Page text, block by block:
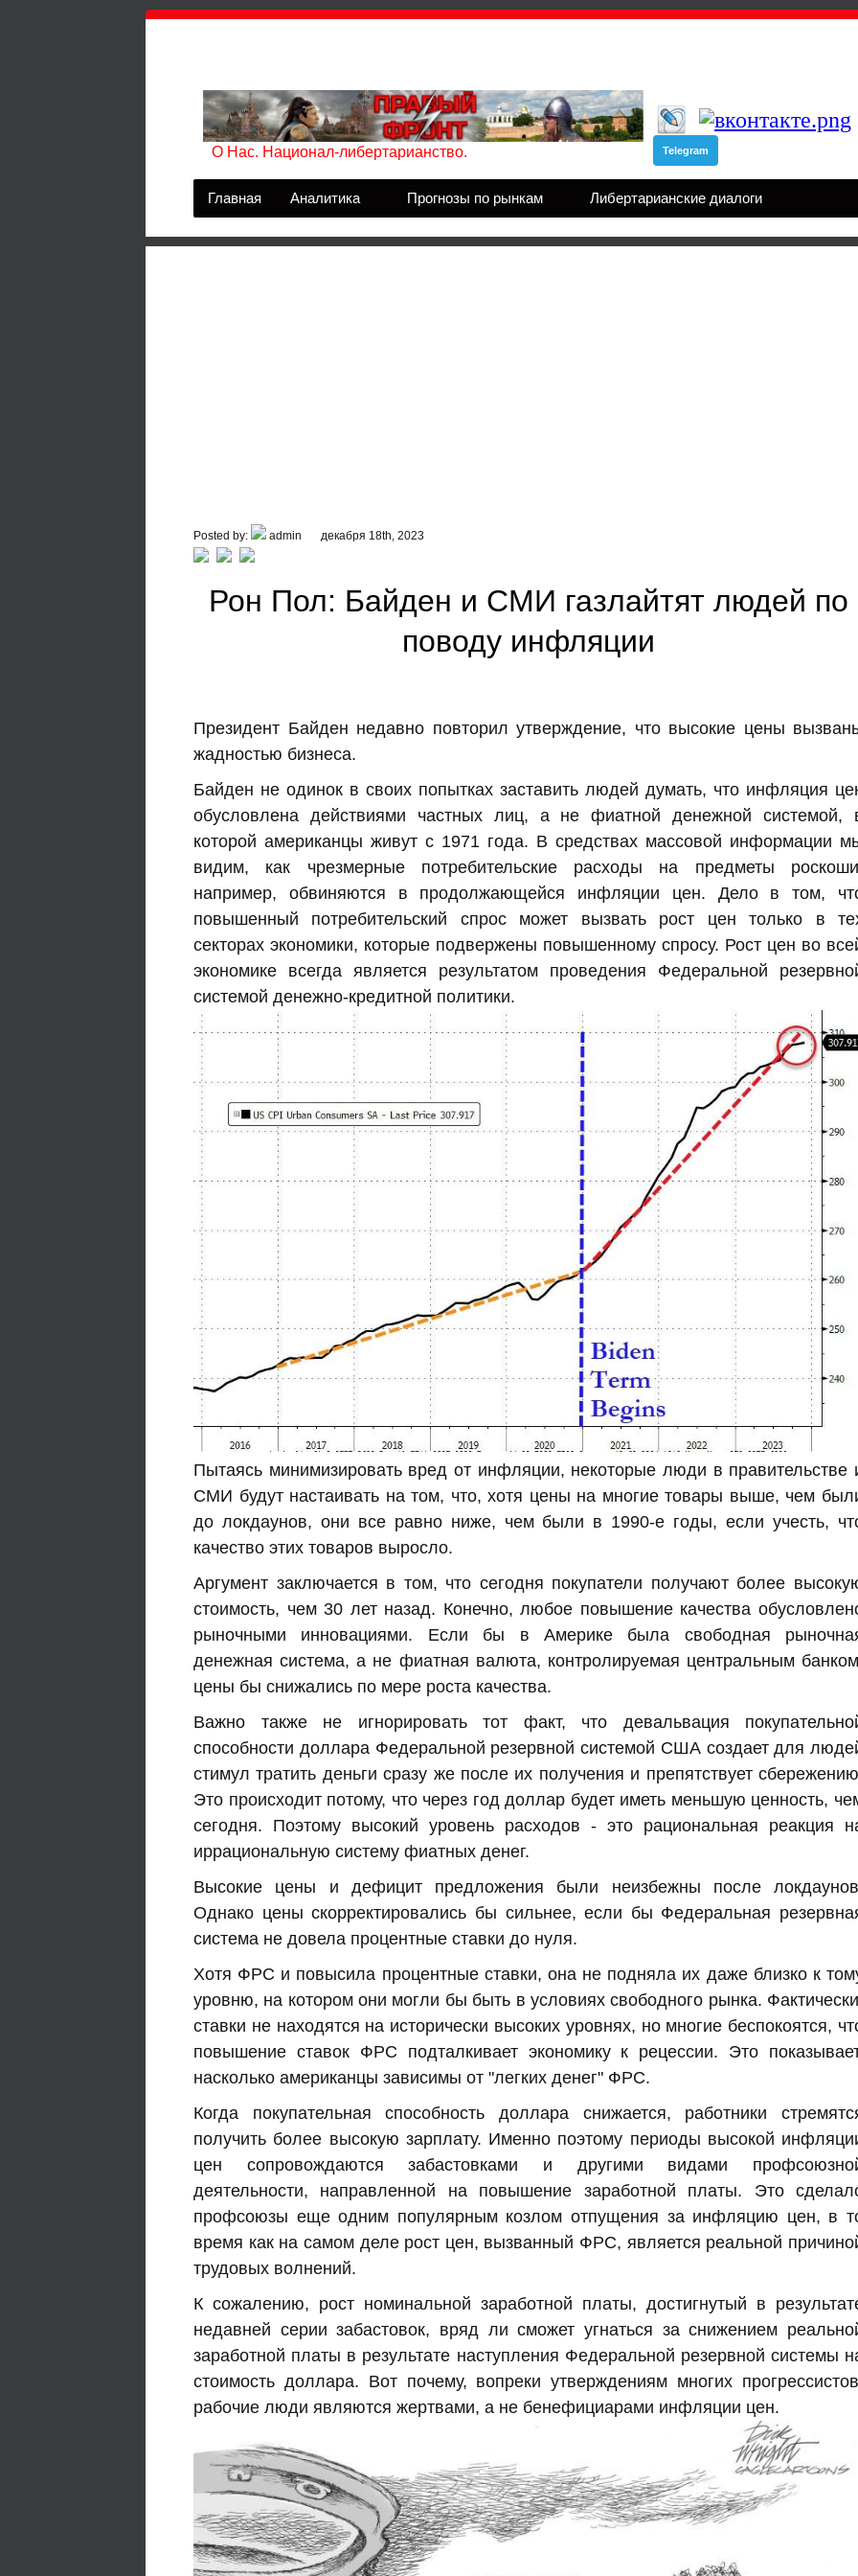
О Нас. Национал-либертарианство. Telegram
Главная Аналитика Прогнозы по рынкам Либертарианские диалоги
Posted by: admin декабря 18th, 2023
Рон Пол: Байден и СМИ газлайтят людей по
поводу инфляции
Президент Байден недавно повторил утверждение, что высокие цены
жадностью бизнеса.
Байден не одинок в своих попытках заставить людей думать, что инфляция
обусловлена действиями частных лиц, а не фиатной денежной системой,
которой американцы живут с 1971 года. В средствах массовой информации
видим, как чрезмерные потребительские расходы на предметы
например, обвиняются в продолжающейся инфляции цен. Дело в том,
повышенный потребительский спрос может вызвать рост цен только в
секторах экономики, которые подвержены повышенному спросу. Рост цен во
экономике всегда является результатом проведения Федеральной
системой денежно-кредитной политики.
Пытаясь минимизировать вред от инфляции, некоторые люди в правительстве
СМИ будут настаивать на том, что, хотя цены на многие товары выше, чем
до локдаунов, они все равно ниже, чем были в 1990-е годы, если учесть,
качество этих товаров выросло.
Аргумент заключается в том, что сегодня покупатели получают более
стоимость, чем 30 лет назад. Конечно, любое повышение качества
рыночными инновациями. Если бы в Америке была свободная
денежная система, а не фиатная валюта, контролируемая центральным
цены бы снижались по мере роста качества.
Важно также не игнорировать тот факт, что девальвация
способности доллара Федеральной резервной системой США создает для
стимул тратить деньги сразу же после их получения и препятствует
Это происходит потому, что через год доллар будет иметь меньшую ценность,
сегодня. Поэтому высокий уровень расходов - это рациональная реакция
иррациональную систему фиатных денег.
Высокие цены и дефицит предложения были неизбежны после
Однако цены скорректировались бы сильнее, если бы Федеральная
система не довела процентные ставки до нуля.
Хотя ФРС и повысила процентные ставки, она не подняла их даже близко к
уровню, на котором они могли бы быть в условиях свободного рынка.
ставки не находятся на исторически высоких уровнях, но многие беспокоятся,
повышение ставок ФРС подталкивает экономику к рецессии. Это
насколько американцы зависимы от "легких денег" ФРС.
Когда покупательная способность доллара снижается, работники
получить более высокую зарплату. Именно поэтому периоды высокой
цен сопровождаются забастовками и другими видами
деятельности, направленной на повышение заработной платы. Это
профсоюзы еще одним популярным козлом отпущения за инфляцию цен, в
время как на самом деле рост цен, вызванный ФРС, является реальной
трудовых волнений.
К сожалению, рост номинальной заработной платы, достигнутый в
недавней серии забастовок, вряд ли сможет угнаться за снижением
заработной платы в результате наступления Федеральной резервной системы
стоимость доллара. Вот почему, вопреки утверждениям многих
рабочие люди являются жертвами, а не бенефициарами инфляции цен.